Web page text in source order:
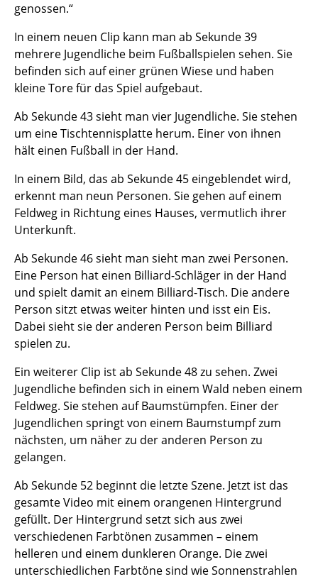
genossen.“
In einem neuen Clip kann man ab Sekunde 39
mehrere Jugendliche beim Fußballspielen sehen. Sie
befinden sich auf einer grünen Wiese und haben
kleine Tore für das Spiel aufgebaut.
Ab Sekunde 43 sieht man vier Jugendliche. Sie stehen
um eine Tischtennisplatte herum. Einer von ihnen
hält einen Fußball in der Hand.
In einem Bild, das ab Sekunde 45 eingeblendet wird,
erkennt man neun Personen. Sie gehen auf einem
Feldweg in Richtung eines Hauses, vermutlich ihrer
Unterkunft.
Ab Sekunde 46 sieht man sieht man zwei Personen.
Eine Person hat einen Billiard-Schläger in der Hand
und spielt damit an einem Billiard-Tisch. Die andere
Person sitzt etwas weiter hinten und isst ein Eis.
Dabei sieht sie der anderen Person beim Billiard
spielen zu.
Ein weiterer Clip ist ab Sekunde 48 zu sehen. Zwei
Jugendliche befinden sich in einem Wald neben einem
Feldweg. Sie stehen auf Baumstümpfen. Einer der
Jugendlichen springt von einem Baumstumpf zum
nächsten, um näher zu der anderen Person zu
gelangen.
Ab Sekunde 52 beginnt die letzte Szene. Jetzt ist das
gesamte Video mit einem orangenen Hintergrund
gefüllt. Der Hintergrund setzt sich aus zwei
verschiedenen Farbtönen zusammen – einem
helleren und einem dunkleren Orange. Die zwei
unterschiedlichen Farbtöne sind wie Sonnenstrahlen